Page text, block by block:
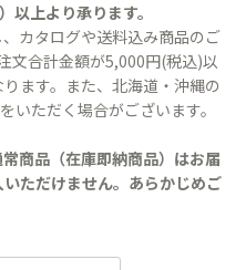
以上より承ります。
カタログや送料込み商品のご
文合計金額が5,000円(税込)以
ます。また、北海道・沖縄の
いただく場合がございます。
商品（在庫即納商品）はお届
ただけません。あらかじめご